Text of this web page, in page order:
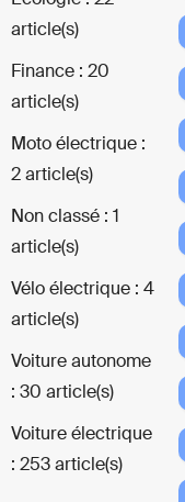
article(s)
Finance : 20
article(s)
Moto électrique :
2 article(s)
Non classé : 1
article(s)
Vélo électrique : 4
article(s)
Voiture autonome
: 30 article(s)
Voiture électrique
: 253 article(s)